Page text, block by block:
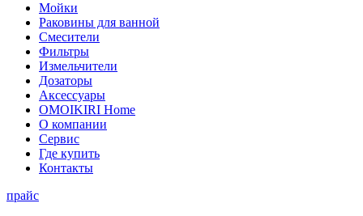
Мойки
Раковины для ванной
Смесители
Фильтры
Измельчители
Дозаторы
Аксессуары
OMOIKIRI Home
О компании
Сервис
Где купить
Контакты
прайс